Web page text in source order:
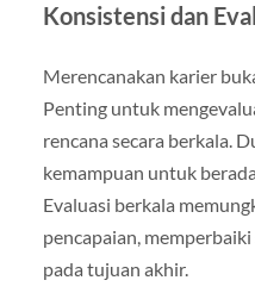
Konsistensi dan
Merencanakan karier
Penting untuk
rencana secara berkala.
kemampuan untuk
Evaluasi berkala
pencapaian,
pada tujuan akhir.